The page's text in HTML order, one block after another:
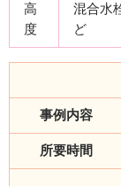
高
度
混合水
ど
事例内容
所要時間